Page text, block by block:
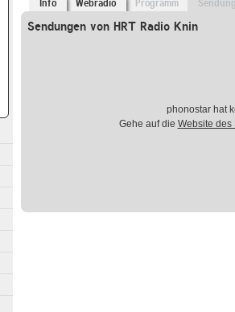
Info Webradio Programm
Sendungen von HRT Radio Knin
phonostar hat
Gehe auf die Website des